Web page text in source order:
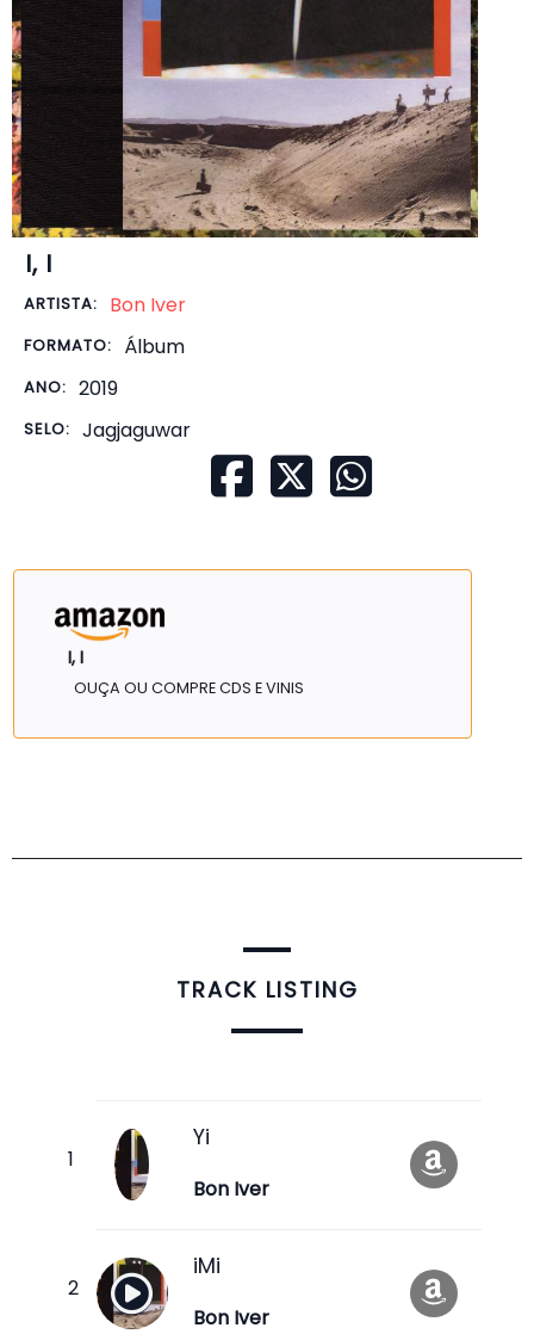
I, I
ARTISTA: Bon Iver
FORMATO: Álbum
ANO: 2019
SELO: Jagjaguwar
I, I
OUÇA OU COMPRE CDS E VINIS
TRACK LISTING
Yi
Bon Iver
iMi
Bon Iver